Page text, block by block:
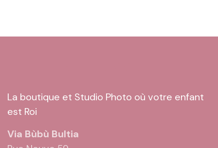
La boutique et Studio Photo où votre enfant
est Roi
Via Bùbù Bultia